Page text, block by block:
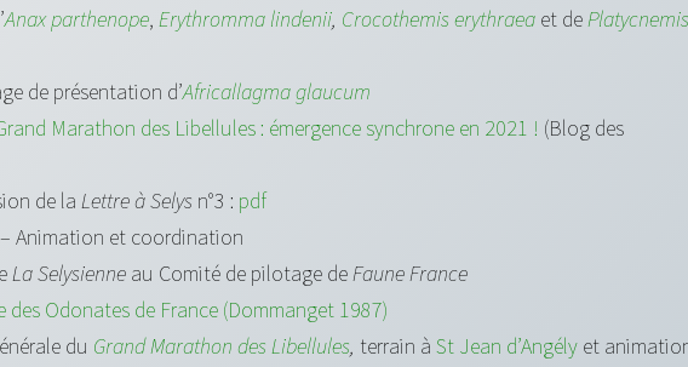
Anax parthenope,Erythromma lindenii, Crocothemis erythraea et de
de présentation d’Africallagma glaucum
Marathon des Libellules : émergence synchrone en 2021 ! (Blog des
de laLettre à Selys n°3 : pdf
– Animation et coordination
La Selysienne au Comité de pilotage deFaune France
des Odonates de France (Dommanget 1987)
du Grand Marathon des Libellules, terrain àSt Jean d’Angély et